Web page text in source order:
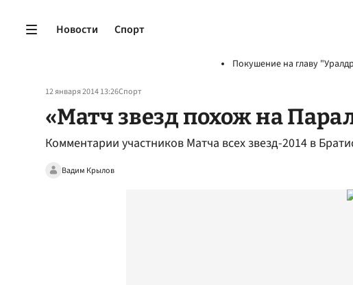
Новости Спорт
Покушение на главу
12 января 2014 13:26Спорт
«Матч звезд похож на
Комментарии участников Матча всех звезд-2014 в
Вадим Крылов